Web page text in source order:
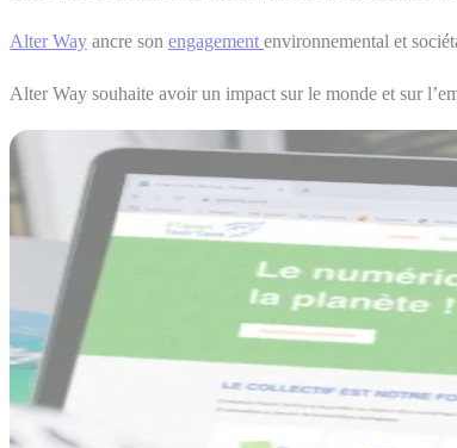
Alter Way ancre son engagement environnemental et
Alter Way souhaite avoir un impact sur le monde et sur